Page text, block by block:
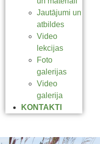
Jautājumi un
atbildes
Video
lekcijas
Foto
galerijas
Video
galerija
KONTAKTI